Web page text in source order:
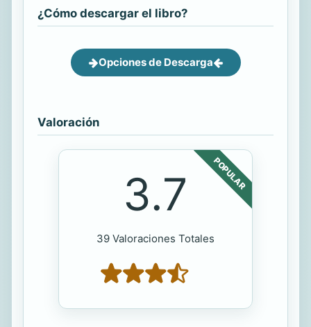
¿Cómo descargar el libro?
Opciones de Descarga
Valoración
POPULAR
3.7
39 Valoraciones Totales